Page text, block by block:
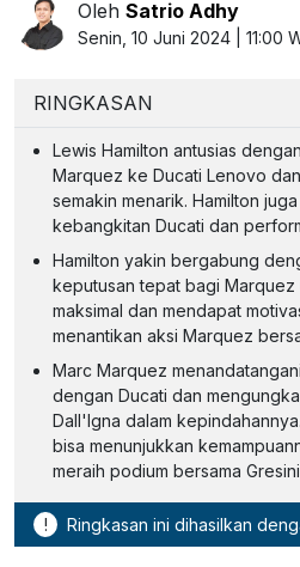
Oleh Satrio Adhy
Senin, 10 Juni 2024 | 11:00
RINGKASAN
Lewis Hamilton antusias
Marquez ke Ducati Lenovo
semakin menarik. Hamilton
kebangkitan Ducati dan
Hamilton yakin bergabung
keputusan tepat bagi Marquez
maksimal dan mendapat
menantikan aksi Marquez
Marc Marquez
dengan Ducati dan
Dall'Igna dalam
bisa menunjukkan
meraih podium bersama
! Ringkasan ini dihasilkan